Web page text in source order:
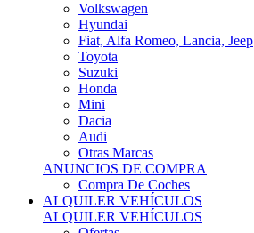
Volkswagen
Hyundai
Fiat, Alfa Romeo, Lancia, Jeep
Toyota
Suzuki
Honda
Mini
Dacia
Audi
Otras Marcas
ANUNCIOS DE COMPRA
Compra De Coches
ALQUILER VEHÍCULOS
ALQUILER VEHÍCULOS